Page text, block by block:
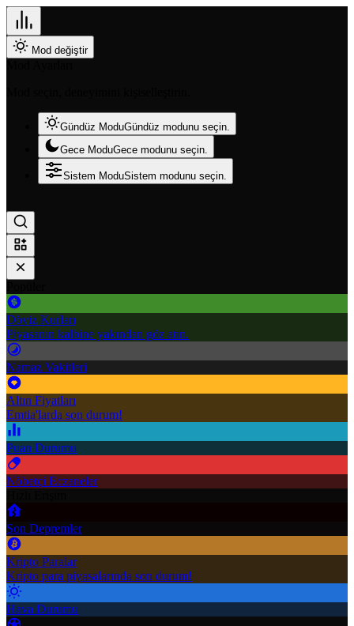
Mod değiştir
Gündüz ModuGündüz modunu seçin.
Gece ModuGece modunu seçin.
Sistem ModuSistem modunu seçin.
Döviz Kurları
Piyasanın kalbine yakından göz atın.
Namaz Vakitleri
Altın Fiyatları
Emtia'larda son durum!
Puan Durumu
Nöbetçi Eczaneler
Son Depremler
Kripto Paralar
Kripto para piyasalarında son durum!
Hava Durumu